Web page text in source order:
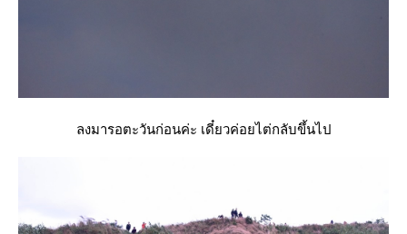
ลงมารอตะวันก่อนค่ะ เดี๋ยวค่อยไต่กลับขึ้นไป